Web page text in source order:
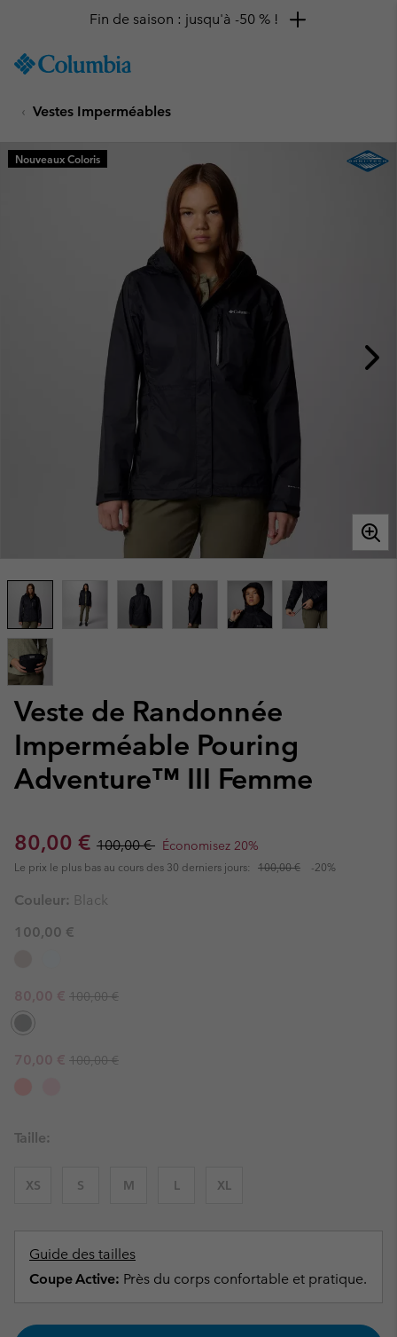
TO
SKIP
MAIN
NAV
Fin de saison : jusqu'à -50 % !
Vestes Imperméables
Veste de Randonnée
Imperméable Pouring
Adventure™ III Femme
Sale price:
80,00 € Regular price:
100,00 € Économisez 20%
Le prix le plus bas au cours des 30 derniers jours: 100,00 € -20%
Nouveaux Coloris
Couleur: Black
100,00 €
Sale price:
80,00 € Regular price:
100,00 €
Sale price:
70,00 € Regular price:
100,00 €
Taille:
XS S M L XL
Guide des tailles
Coupe Active: Près du corps confortable et pratique.